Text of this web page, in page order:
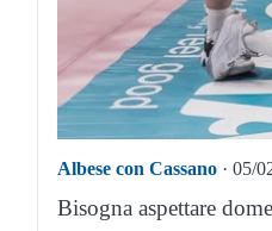
Albese con Cassano · 05/
Bisogna aspettare